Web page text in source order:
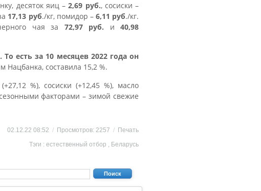
десяток яиц – 2,69 руб., сосиски –
17,13 руб./кг, помидор – 6,11 руб./кг.
чая за 72,97 руб. и40,98
То есть за 10 месяцев 2022 года он
составила 15,2 %.
%), сосиски (+12,45 %), масло
факторами – зимой свежие
02.12.22 08:52 / Просмотров: 2257 / Печать
Тэги : естественный отбор , Беларусь
Поиск